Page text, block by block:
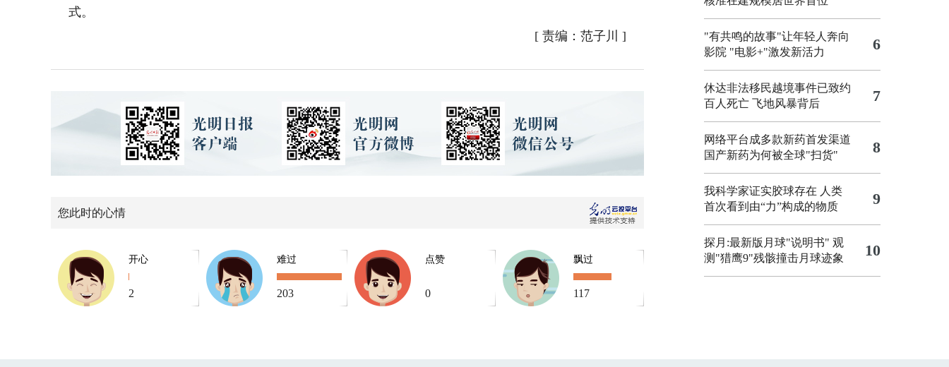
式。
[ 责编：范子川 ]
您此时的心情
开心
2
难过
203
点赞
0
飘过
117
"有共鸣的故事"让年轻人奔向
影院 "电影+"激发新活力 6
休达非法移民越境事件已致约
百人死亡 飞地风暴背后 7
网络平台成多款新药首发渠道
国产新药为何被全球"扫货"
8
我科学家证实胶球存在 人类
首次看到由“力”构成的物质
9
探月:最新版月球"说明书" 观
测"猎鹰9"残骸撞击月球迹象
10